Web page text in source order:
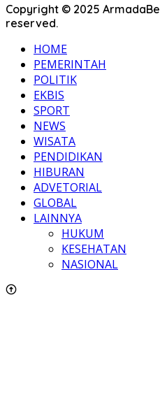
Copyright © 2025
reserved.
HOME
PEMERINTAH
POLITIK
EKBIS
SPORT
NEWS
WISATA
PENDIDIKAN
HIBURAN
ADVETORIAL
GLOBAL
LAINNYA
HUKUM
KESEHATAN
NASIONAL